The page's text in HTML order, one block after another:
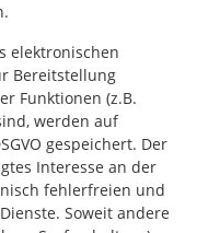
elektronischen
Bereitstellung
Funktionen (z.B.
werden auf
gespeichert. Der
Interesse an der
fehlerfreien und
Soweit andere